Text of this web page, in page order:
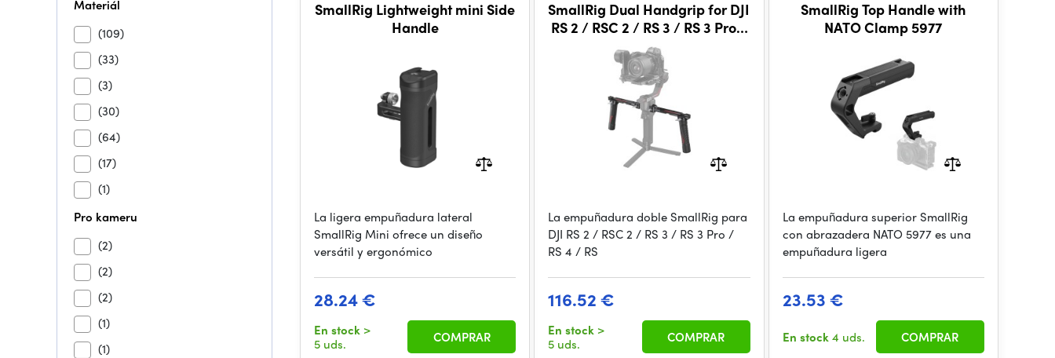
Materiál
(109)
(33)
(3)
(30)
(64)
(17)
(1)
Pro kameru
(2)
(2)
(2)
(1)
(1)
SmallRig Lightweight mini Side
Handle
La ligera empuñadura lateral
SmallRig Mini ofrece un diseño
versátil y ergonómico
28.24 €
En stock >
5 uds.
COMPRAR
SmallRig Dual Handgrip for DJI
RS 2 / RSC 2 / RS 3 / RS 3 Pro /
RS 4 / RS 4 Pro 3027
La empuñadura doble SmallRig para
DJI RS 2 / RSC 2 / RS 3 / RS 3 Pro /
RS 4 / RS
116.52 €
En stock >
5 uds.
COMPRAR
SmallRig Top Handle with
NATO Clamp 5977
La empuñadura superior SmallRig
con abrazadera NATO 5977 es una
empuñadura ligera
23.53 €
En stock4 uds. COMPRAR